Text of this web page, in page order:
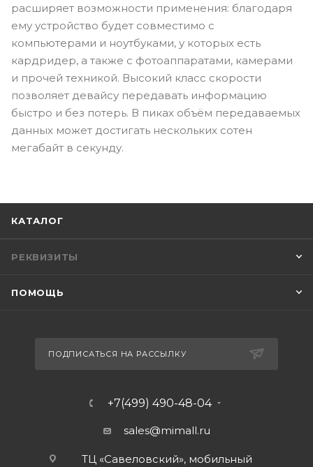
расширяет возможности применения: благодаря
ему устройство будет совместимо с
компьютерами и ноутбуками, у которых есть
кардридер, а также с фотоаппаратами, камерами
и прочей техникой. Высокий класс скорости
позволяет девайсу передавать информацию
быстро и без потерь. В пиках объём передаваемых
данных может достигать нескольких сотен
мегабайт в секунду.
КАТАЛОГ
РЕКВИЗИТЫ
ПОМОЩЬ
ПОДПИСАТЬСЯ НА РАССЫЛКУ
+7(499) 490-48-04
sales@mimall.ru
ТЦ «Савеловский», мобильный